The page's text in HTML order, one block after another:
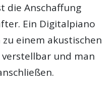
die Anschaffung
Ein Digitalpiano
einem akustischen
und man